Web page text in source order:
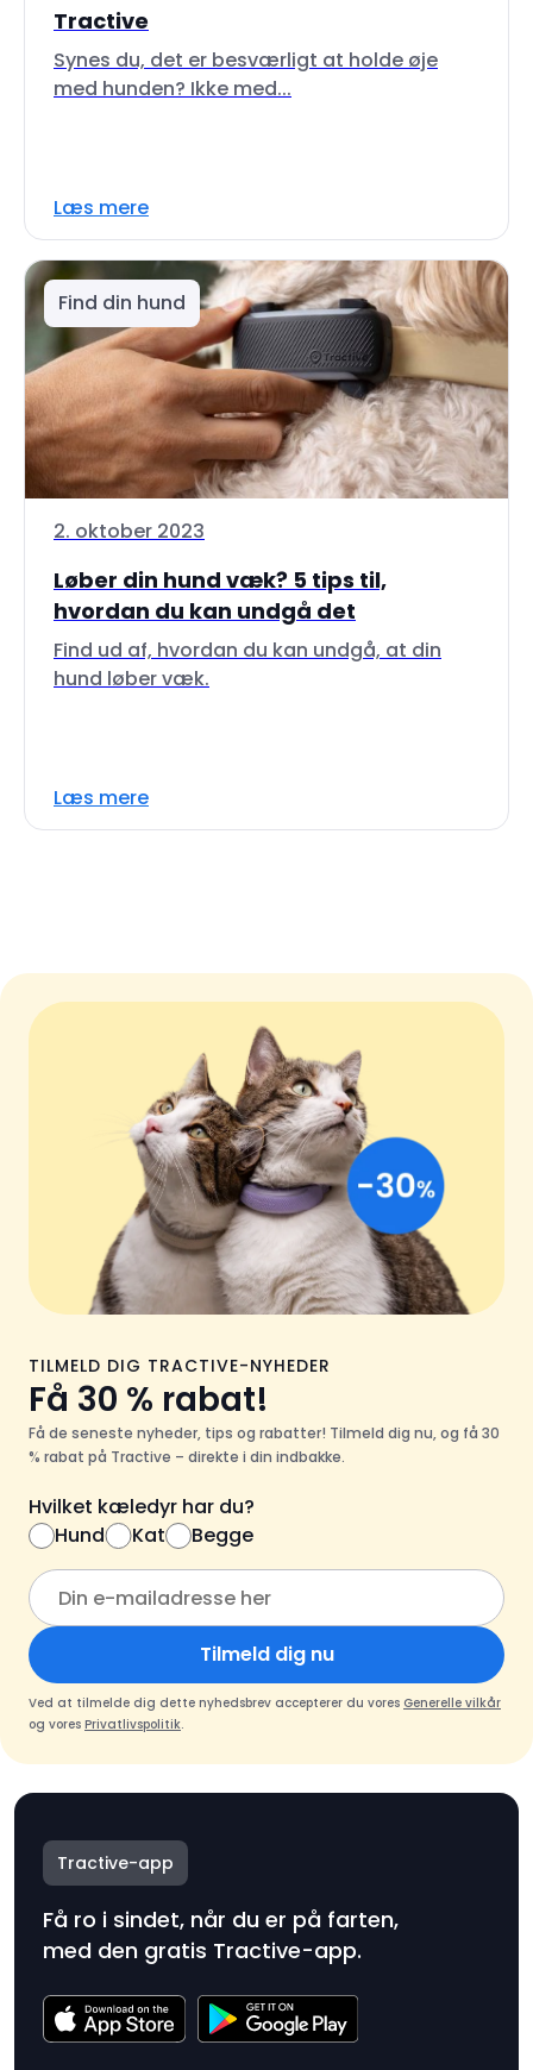
Tractive
Synes du, det er besværligt at holde øje
med hunden? Ikke med...
Læs mere
Find din hund
2. oktober 2023
Løber din hund væk? 5 tips til,
hvordan du kan undgå det
Find ud af, hvordan du kan undgå, at din
hund løber væk.
Læs mere
TILMELD DIG TRACTIVE-NYHEDER
Få 30 % rabat!
Få de seneste nyheder, tips og rabatter! Tilmeld dig nu, og få 30
% rabat på Tractive – direkte i din indbakke.
Hvilket kæledyr har du?
Hund
Kat Begge
Tilmeld dig nu
Ved at tilmelde dig dette nyhedsbrev accepterer du vores Generelle vilkår
og vores Privatlivspolitik.
Tractive-app
Få ro i sindet, når du er på farten,
med den gratis Tractive-app.